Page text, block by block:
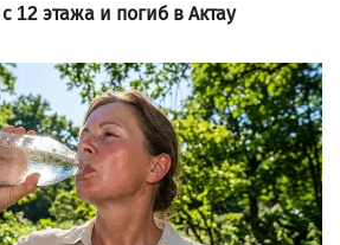
12 этажа и погиб в Актау